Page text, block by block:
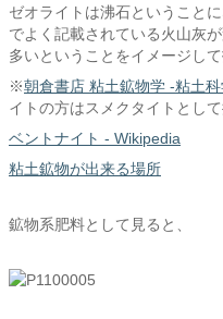
ゼオライトは沸石ということ
でよく記載されている火山灰
多いということをイメージして
※朝倉書店 粘土鉱物学 -粘土
イトの方はスメクタイトとし
ベントナイト - Wikipedia
粘土鉱物が出来る場所
鉱物系肥料として見ると、